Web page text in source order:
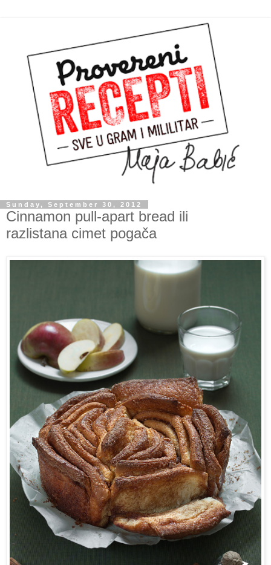
Sunday, September 30, 2012
Cinnamon pull-apart bread ili
razlistana cimet pogača